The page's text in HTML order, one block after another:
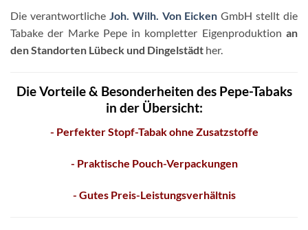
Die verantwortliche Joh. Wilh. Von Eicken GmbH stellt die
Tabake der Marke Pepe in kompletter Eigenproduktion an
den Standorten Lübeck und Dingelstädt her.
Die Vorteile & Besonderheiten des Pepe-Tabaks
in der Übersicht:
- Perfekter Stopf-Tabak ohne Zusatzstoffe
- Praktische Pouch-Verpackungen
- Gutes Preis-Leistungsverhältnis